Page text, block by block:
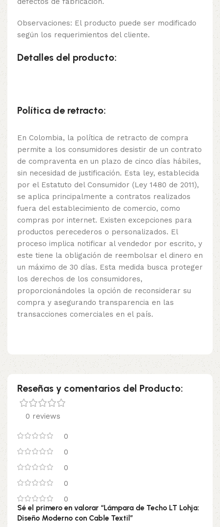
Observaciones: El producto puede ser modificado
según los requerimientos del cliente.
Detalles del producto:
Política de retracto:
En Colombia, la política de retracto de compra
permite a los consumidores desistir de un contrato
de compraventa en un plazo de cinco días hábiles,
sin necesidad de justificación. Esta ley, establecida
por el Estatuto del Consumidor (Ley 1480 de 2011),
se aplica principalmente a contratos realizados
fuera del establecimiento de comercio, como
compras por internet. Existen excepciones para
productos perecederos o personalizados. El
proceso implica notificar al vendedor por escrito, y
este tiene la obligación de reembolsar el dinero en
un máximo de 30 días. Esta medida busca proteger
los derechos de los consumidores,
proporcionándoles la opción de reconsiderar su
compra y asegurando transparencia en las
transacciones comerciales en el país.
Reseñas y comentarios del Producto:
0 reviews
0
0
0
0
0
Sé el primero en valorar “Lámpara de Techo LT Lohja:
Diseño Moderno con Cable Textil”